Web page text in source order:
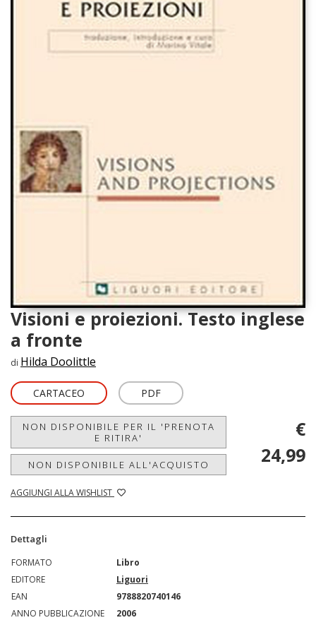
Visioni e proiezioni. Testo inglese
a fronte
di Hilda Doolittle
CARTACEO PDF
NON DISPONIBILE PER IL 'PRENOTA
E RITIRA'
NON DISPONIBILE ALL'ACQUISTO
AGGIUNGI ALLA WISHLIST
€
24,99
Dettagli
FORMATO
Libro
EDITORE
Liguori
EAN
9788820740146
ANNO PUBBLICAZIONE
2006